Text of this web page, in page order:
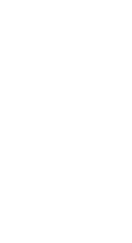
Tampoco ha querido
voto del pleno la
en Estrasburgo, en
mayoría simple de
«He aprendido
sido muy
polarización de
preguntado por la
Puedes ponerte en